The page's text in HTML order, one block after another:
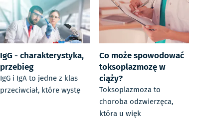
IgG - charakterystyka,
przebieg
IgG i IgA to jedne z klas
przeciwciał, które wystę
Co może spowodować
toksoplazmozę w
ciąży?
Toksoplazmoza to
choroba odzwierzęca,
która u więk